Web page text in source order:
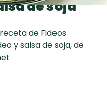
Chispas de
Chocolate
Todas las
recetas
de soja
de Fideos
y salsa de soja, de